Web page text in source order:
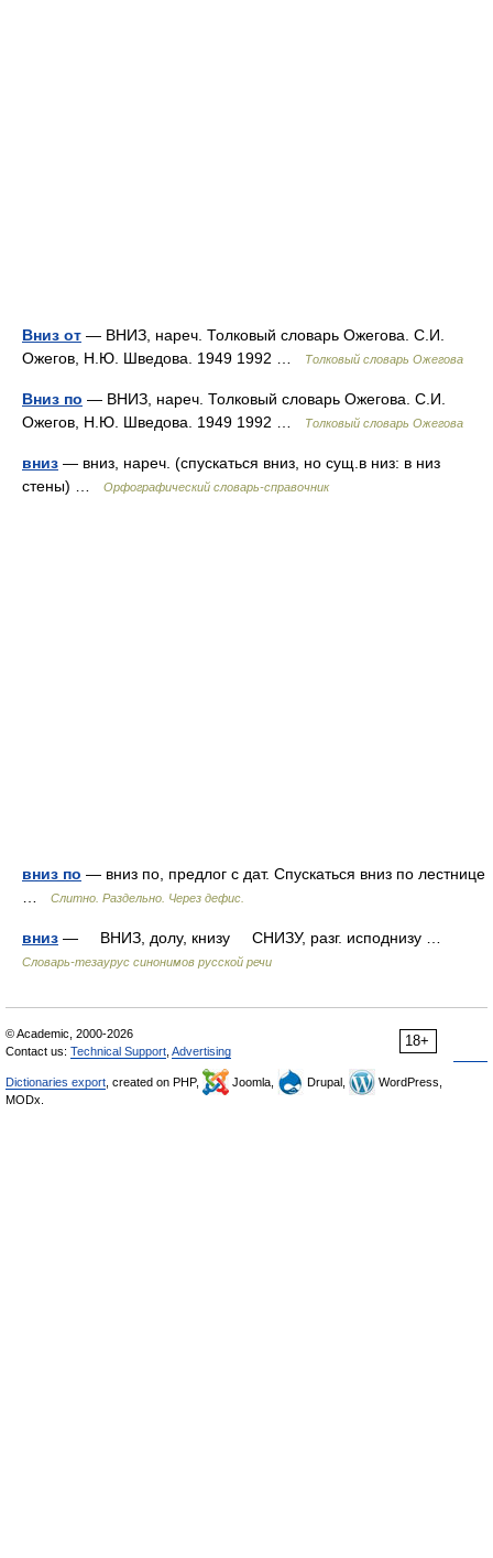
Вниз от — ВНИЗ, нареч. Толковый словарь Ожегова. С.И.
Ожегов, Н.Ю. Шведова. 1949 1992 …
Толковый словарь Ожегова
Вниз по — ВНИЗ, нареч. Толковый словарь Ожегова. С.И.
Ожегов, Н.Ю. Шведова. 1949 1992 …
Толковый словарь Ожегова
вниз — вниз, нареч. (спускаться вниз, но сущ.в низ: в низ
стены) …
Орфографический словарь-справочник
вниз по — вниз по, предлог с дат. Спускаться вниз по лестнице
Слитно. Раздельно. Через дефис.
вниз — ВНИЗ, долу, книзу СНИЗУ, разг. исподнизу …
Словарь-тезаурус синонимов русской речи
18+
© Academic, 2000-2026
Contact us: Technical Support Advertising
Dictionaries export , created on PHP, Joomla, Drupal,
WordPress,
MODx.